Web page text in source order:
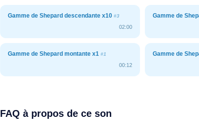
Gamme de Shepard descendante x10 #3
02:00
Gamme de
Gamme de Shepard montante x1 #1
00:12
Gamme de
FAQ à propos de ce son